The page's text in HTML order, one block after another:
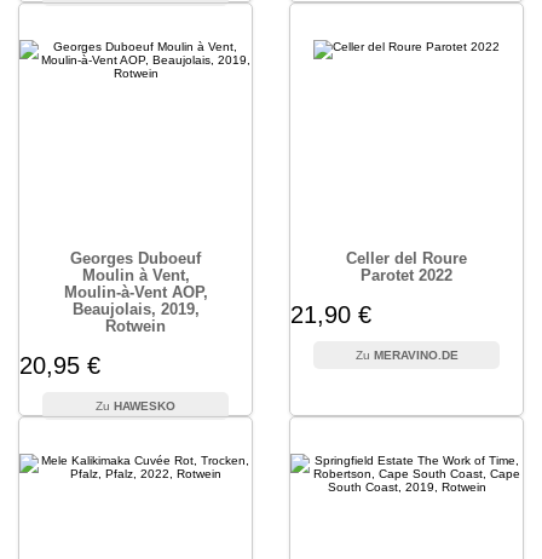
Georges Duboeuf
Moulin à Vent,
Moulin-à-Vent AOP,
Beaujolais, 2019,
Rotwein
20,95 €
HAWESKO
Celler del Roure
Parotet 2022
21,90 €
MERAVINO.DE